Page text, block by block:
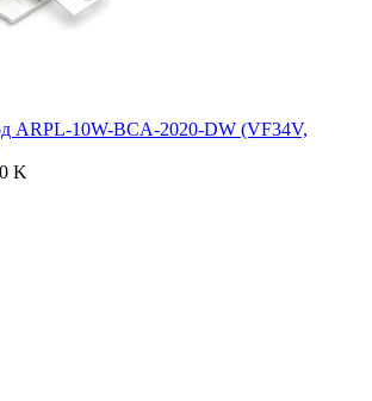
ARPL-10W-BCA-2020-DW (VF34V,
K